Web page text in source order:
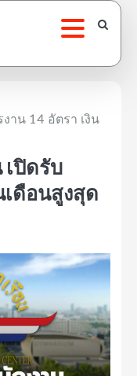
าน 14 อัตรา เงิน
ปิดรับ
เดือนสูงสุด